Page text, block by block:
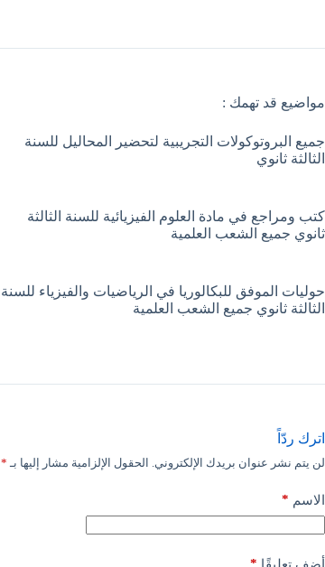
مواضيع قد تهمك :
جميع البروتوكولات التجريبية لتحضير المحاليل للسنة
الثالثة ثانوي
كتب ومراجع في مادة العلوم الفيزيائية للسنة الثالثة
ثانوي جميع الشعب العلمية
حوليات الموفق للبكالوريا في الرياضيات والفيزياء للسنة
الثالثة ثانوي جميع الشعب العلمية
اترك ردّاً
لن يتم نشر عنوان بريدك الإلكتروني. الحقول الإلزامية مشار إليها بـ *
الاسم *
*